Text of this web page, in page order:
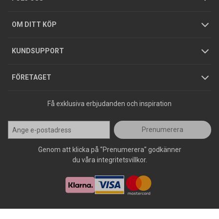
OM DITT KÖP
GDPR
KUNDSUPPORT
Köpguider
Varumärken
FÖRETAGET
Hållbarhet
Jobba hos oss
Press
Få exklusiva erbjudanden och inspiration
Prenumerera
Genom att klicka på "Prenumerera" godkänner
du våra integritetsvillkor.